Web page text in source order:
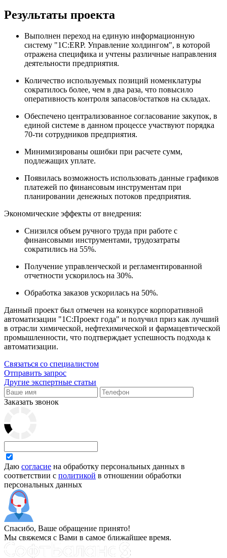
Результаты проекта
Выполнен переход на единую информационную
систему "1С:ERP. Управление холдингом", в которой
отражена специфика и учтены различные направления
деятельности предприятия.
Количество используемых позиций номенклатуры
сократилось более, чем в два раза, что повысило
оперативность контроля запасов/остатков на складах.
Обеспечено централизованное согласование закупок, в
единой системе в данном процессе участвуют порядка
70-ти сотрудников предприятия.
Минимизированы ошибки при расчете сумм,
подлежащих уплате.
Появилась возможность использовать данные графиков
платежей по финансовым инструментам при
планировании денежных потоков предприятия.
Экономические эффекты от внедрения:
Снизился объем ручного труда при работе с
финансовыми инструментами, трудозатраты
сократились на 55%.
Получение управленческой и регламентированной
отчетности ускорилось на 30%.
Обработка заказов ускорилась на 50%.
Данный проект был отмечен на конкурсе корпоративной
автоматизации "1С:Проект года" и получил приз как лучший
в отрасли химической, нефтехимической и фармацевтической
промышленности, что подтверждает успешность подхода к
автоматизации.
Связаться со специалистом
Отправить запрос
Другие экспертные статьи
Заказать звонок
Даю согласие на обработку персональных данных в
соответствии с политикой в отношении обработки
персональных данных
Спасибо, Ваше обращение принято!
Мы свяжемся с Вами в самое ближайшее время.